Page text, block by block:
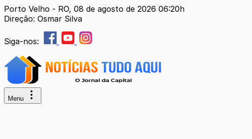
Porto Velho - RO, 08 de agosto de 2026 06:20h
Direção: Osmar Silva
Siga-nos:
Menu